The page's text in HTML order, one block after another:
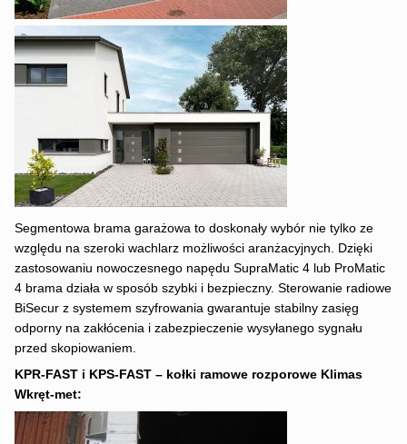
Segmentowa brama garażowa to doskonały wybór nie tylko ze
względu na szeroki wachlarz możliwości aranżacyjnych. Dzięki
zastosowaniu nowoczesnego napędu SupraMatic 4 lub ProMatic
4 brama działa w sposób szybki i bezpieczny. Sterowanie radiowe
BiSecur z systemem szyfrowania gwarantuje stabilny zasięg
odporny na zakłócenia i zabezpieczenie wysyłanego sygnału
przed skopiowaniem.
KPR-FAST i KPS-FAST – kołki ramowe rozporowe Klimas
Wkręt-met: